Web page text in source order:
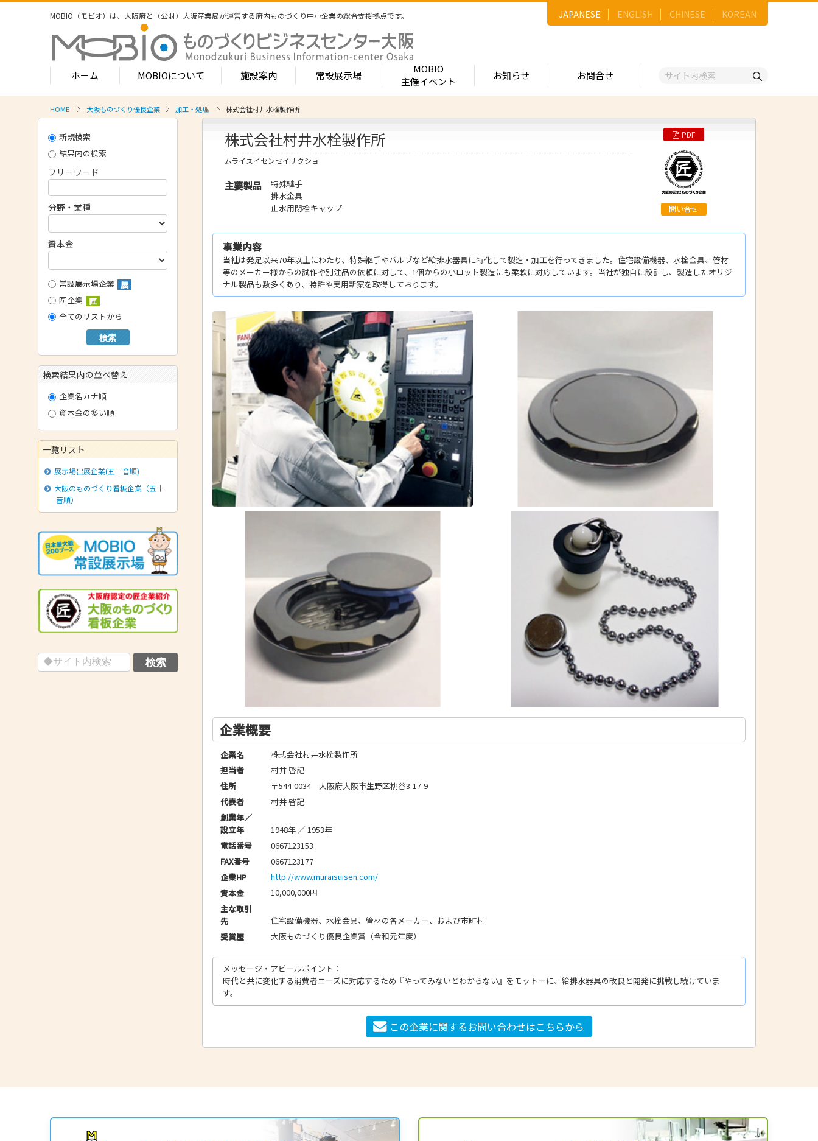
MOBIO（モビオ）は、大阪府と（公財）大阪産業局が運営する府内ものづくり中小企業の総合支援拠点です。 JAPANESE ENGLISH CHINESE KOREAN
ホーム MOBIOについて
MOBIOのサービス
- MOBIOインキュベート支援
- 産学連携の支援
- 産学連携の相談・対応事例
- 知的財産に関する支援
- ものづくり取引あっせん
- ものづくりB2Bネットワーク
- MOBIOイノベーションセンター
- 展示・商談会
- 大阪ものづくり企業ナビ
- MOBIO主催イベント
- ものづくりイノベーション支援
- 大阪ものづくり優良企業賞
- 大阪製ブランド認定制度
- 大阪の伝統工芸品
- 大阪ものづくり企業 海外拠点リスト
MOBIOとは
施設案内
- フロア案内 -北館-
1-2階（常設展示企業五十音順一覧）
常設展示場のご案内
4階（インキュベートルーム）
- フロア案内 -南館-
2階
産学連携オフィス
3階
常設展示場
常設展示場
- MOBIO 常設展示場
視察見学について
展示場出展について
よくある質問
出展企業紹介
出展企業一覧（ブースNo.順）
電子・光学
包装・印刷・繊維
生活関連等
MOBIO
主催イベント
お知らせ お問合せ
HOME 大阪ものづくり優良企業 加工・処理 株式会社村井水栓製作所
新規検索
結果内の検索
フリーワード
分野・業種
資本金
常設展示場企業
展
匠企業
匠
全てのリストから
検索
検索結果内の並べ替え
企業名カナ順
資本金の多い順
一覧リスト
展示場出展企業(五十音順)
大阪のものづくり看板企業（五十
音順）
株式会社村井水栓製作所
ムライスイセンセイサクショ
主要製品
特殊継手
排水金具
止水用閉栓キャップ
PDF
問い合せ
事業内容
当社は発足以来70年以上にわたり、特殊継手やバルブなど給排水器具に特化して製造・加工を行ってきました。住宅設備機器、水栓金具、管材
等のメーカー様からの試作や別注品の依頼に対して、1個からの小ロット製造にも柔軟に対応しています。当社が独自に設計し、製造したオリジ
ナル製品も数多くあり、特許や実用新案を取得しております。
企業概要
企業名
株式会社村井水栓製作所
担当者
村井 啓記
住所
〒544-0034 大阪府大阪市生野区桃谷3-17-9
代表者
村井 啓記
創業年／
設立年
1948年 ／ 1953年
電話番号
0667123153
FAX番号
0667123177
企業HP
http://www.muraisuisen.com/
資本金
10,000,000円
主な取引
先
住宅設備機器、水栓金具、管材の各メーカー、および市町村
受賞歴
大阪ものづくり優良企業賞（令和元年度）
メッセージ・アピールポイント：
時代と共に変化する消費者ニーズに対応するため『やってみないとわからない』をモットーに、給排水器具の改良と開発に挑戦し続けていま
す。
この企業に関するお問い合わせはこちらから